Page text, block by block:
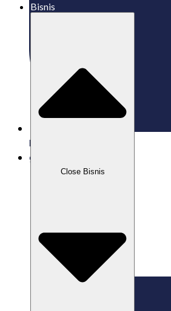
Bisnis
Close Bisnis
Published:
gaizkavalencia